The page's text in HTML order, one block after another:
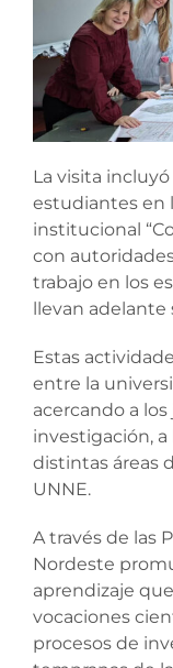
La visita
estudiantes en
institucional
con
trabajo en los
llevan adelante
Estas
entre la
acercando a
investigación, a
distintas áreas
UNNE.
A través de las
Nordeste
aprendizaje
vocaciones
procesos de